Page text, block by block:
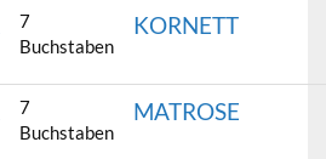
7
Buchstaben
KORNETT
7
Buchstaben
MATROSE